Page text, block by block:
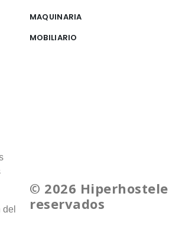
MAQUINARIA
MOBILIARIO
© 2026
reservados